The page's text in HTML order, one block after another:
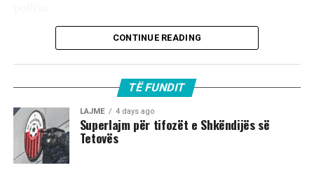
Ata theksojnë se ndaj të treve do të zbatohet një
procedurë e përshpejtuar para gjykatës sapo të
autoriteteve, sulmi ka ndodhur në orët e para të
mëngjesit të 2 gushtit në rrugën „Borçe Jovanoski“, ku
dy të rinj janë goditur me mjete dhe shkopinj druri.
Në rrjetet sociale u shfaq një video-incizim shqetësues
nga Gostivari, në të cilin shfaqet një përleshje e ashpër
CONTINUE READING
TË FUNDIT
LAJME 4 days ago
Superlajm për tifozët e Shkëndijës së
Tetovës